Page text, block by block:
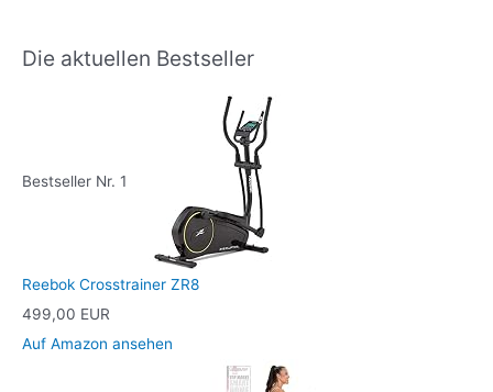
Die aktuellen Bestseller
Bestseller Nr. 1
Reebok Crosstrainer ZR8
499,00 EUR
Auf Amazon ansehen